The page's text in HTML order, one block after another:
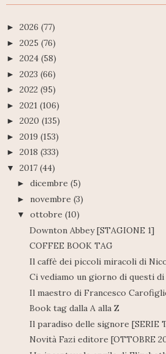
► 2026 (77)
► 2025 (76)
► 2024 (58)
► 2023 (66)
► 2022 (95)
► 2021 (106)
► 2020 (135)
► 2019 (153)
► 2018 (333)
▼ 2017 (44)
► dicembre (5)
► novembre (3)
▼ ottobre (10)
Downton Abbey [STAGIONE 1]
COFFEE BOOK TAG
Il caffè dei piccoli miracoli di
Ci vediamo un giorno di questi di
Il maestro di Francesco
Book tag dalla A alla Z
Il paradiso delle signore [SERIE
Novità Fazi editore [OTTOBRE